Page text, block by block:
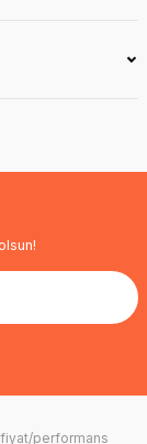
fiyat/performans